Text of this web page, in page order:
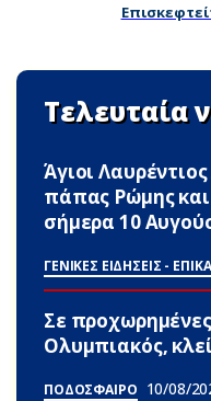
Τελευταία
Άγιοι
πάπας Ρώμης
σήμερα 10
ΓΕΝΙΚΕΣ ΕΙΔΗΣΕΙΣ -
Σε
Ολυμπιακός,
ΠΟΔΟΣΦΑΙΡΟ 10/08/